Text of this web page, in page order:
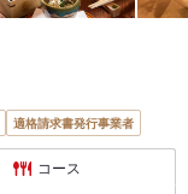
適格請求書発行事業者
コース